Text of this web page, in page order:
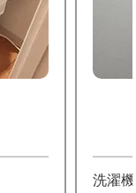
洗濯